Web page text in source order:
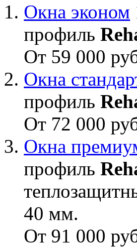
Окна эконом
профиль
От 59 000
Окна
профиль
От 72 000
Окна
профиль
40 мм.
От 91 000